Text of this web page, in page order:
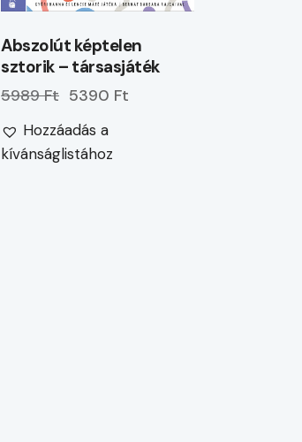
Abszolút képtelen
sztorik – társasjáték
5989 Ft 5390 Ft
Hozzáadás a
kívánságlistához